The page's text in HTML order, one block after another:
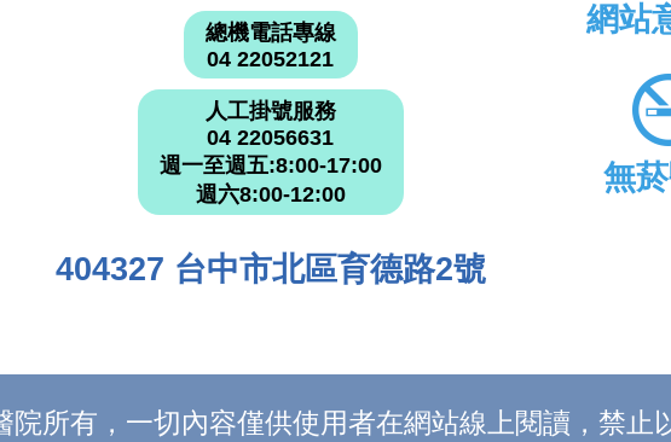
總機電話專線
04 22052121
人工掛號服務
04 22056631
週一至週五:8:00-17:00
週六8:00-12:00
404327 台中市北區育德路2號
網站
無
所有，一切內容僅供使用者在網站線上閱讀，禁止